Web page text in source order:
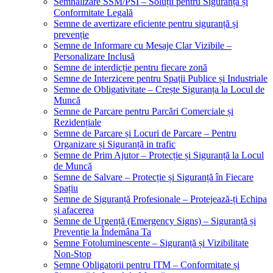
Conformitate Legală
Semne de avertizare eficiente pentru siguranță și
prevenție
Semne de Informare cu Mesaje Clar Vizibile –
Personalizare Inclusă
Semne de interdicție pentru fiecare zonă
Semne de Interzicere pentru Spații Publice și Industriale
Semne de Obligativitate – Crește Siguranța la Locul de
Muncă
Semne de Parcare pentru Parcări Comerciale și
Rezidențiale
Semne de Parcare și Locuri de Parcare – Pentru
Organizare și Siguranță in trafic
Semne de Prim Ajutor – Protecție și Siguranță la Locul
de Muncă
Semne de Salvare – Protecție și Siguranță în Fiecare
Spațiu
Semne de Siguranță Profesionale – Protejează-ți Echipa
și afacerea
Semne de Urgență (Emergency Signs) – Siguranță și
Prevenție la Îndemâna Ta
Semne Fotoluminescente – Siguranță și Vizibilitate
Non-Stop
Semne Obligatorii pentru ITM – Conformitate și